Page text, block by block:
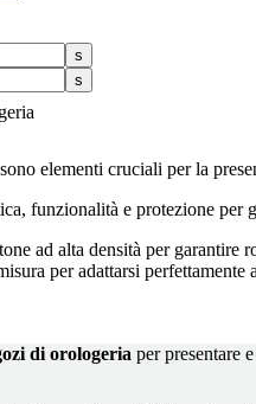
elementi cruciali per la
funzionalità e protezione per
ad alta densità per garantire
per adattarsi
di orologeria per presentare